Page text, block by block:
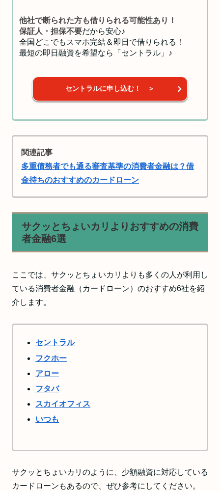
他社で断られた方も借りられる可能性あり！
保証人・担保不要だから安心♪
全国どこでもスマホ完結＆即日で借りられる！
最短の即日融資を希望なら「セントラル」♪
セントラルに申し込む！ ＞
関連記事
多重債務者でも通る審査基準の消費者金融は？借
金持ちのおすすめのカードローン
サクッとちょいカリよりおすすめの消費
者金融6選
ここでは、サクッとちょいカリよりも多くの人が利用し
ている消費者金融（カードローン）のおすすめ6社を紹
介します。
セントラル
フクホー
アロー
フタバ
スカイオフィス
いつも
サクッとちょいカリのように、少額融資に対応している
カードローンもあるので、ぜひ参考にしてください。